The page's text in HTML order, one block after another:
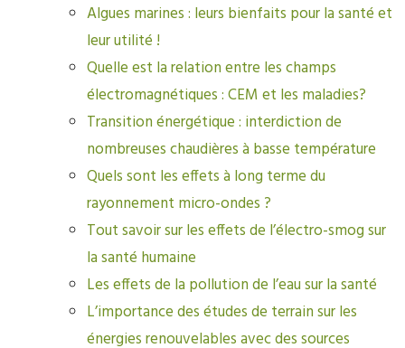
Algues marines : leurs bienfaits pour la santé et
leur utilité !
Quelle est la relation entre les champs
électromagnétiques : CEM et les maladies?
Transition énergétique : interdiction de
nombreuses chaudières à basse température
Quels sont les effets à long terme du
rayonnement micro-ondes ?
Tout savoir sur les effets de l’électro-smog sur
la santé humaine
Les effets de la pollution de l’eau sur la santé
L’importance des études de terrain sur les
énergies renouvelables avec des sources